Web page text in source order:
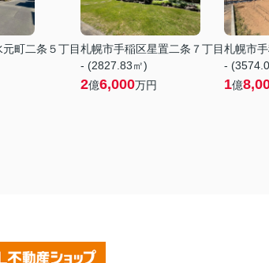
町二条５丁目札幌市手稲区星置二条７丁目
- (2827.83㎡)
2億6,000万円
札幌市
-
1億